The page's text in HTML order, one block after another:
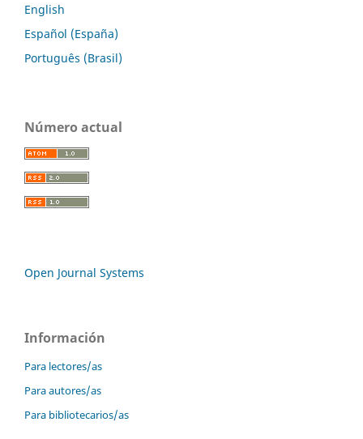
English
Español (España)
Português (Brasil)
Número actual
Open Journal Systems
Información
Para lectores/as
Para autores/as
Para bibliotecarios/as